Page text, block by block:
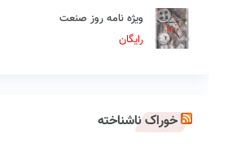
ویژه نامه روز صنعت
رایگان
خوراک ناشناخته